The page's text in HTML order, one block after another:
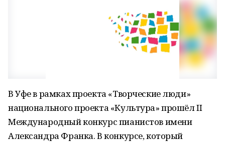
В Уфе в рамках проекта «Творческие люди»
национального проекта «Культура» прошёл II
Международный конкурс пианистов имени
Александра Франка. В конкурсе, который